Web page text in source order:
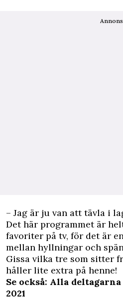
Annons
– Jag är ju van att tävla i
Det här programmet är
favoriter på tv, för det är
mellan hyllningar och
Gissa vilka tre som sitter
håller lite extra på henne!
Se också: Alla
2021